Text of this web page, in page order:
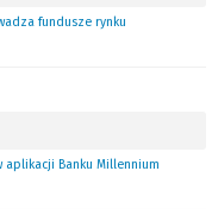
fundusze rynku
aplikacji Banku Millennium